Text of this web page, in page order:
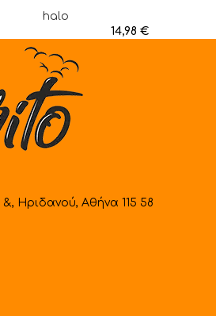
halo
14,98 €
Ηριδανού, Αθήνα 115 58